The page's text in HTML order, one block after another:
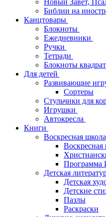
Новый Завет,
Библии на
Канцтовары
Блокноты
Ежедневники
Ручки
Тетради
Блокноты
Для детей
Развивающие
Сортеры
Стульчики для
Игрушки
Автокресла
Книги
Воскресная
Воскресная
Программа
Детская
Детская
Детские
Пазлы
Раскраски